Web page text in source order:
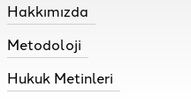
Hakkımızda
Metodoloji
Hukuk Metinleri